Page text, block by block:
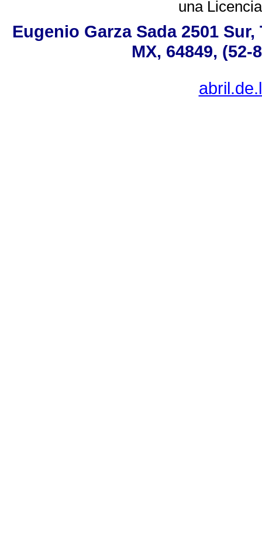
una
Eugenio Garza Sada 2501
MX, 64849, (52-